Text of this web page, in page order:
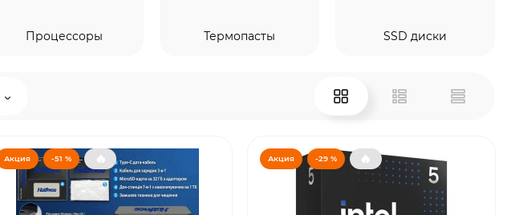
Процессоры Термопасты SSD диски
Акция -51 % 🔥 Акция -29 % 🔥